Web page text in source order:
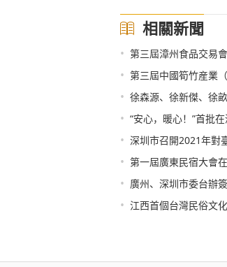
相關新聞
• 第三屆漳州食品交易
• 第三屆中國筍竹産業
• 徐森源、徐新傑、徐
• “安心，暖心！”首批
• 深圳市召開2021年對
• 第一屆廣東民宿大會
• 廣州、深圳市委台辦
• 江西首個台灣民俗文